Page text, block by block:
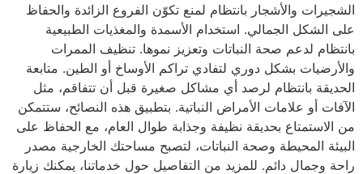
الشجيرات والأشجار بانتظام لمنع تكوّن الفروع الزائدة والحفاظ
على الشكل الجمالي. استخدام الأسمدة والمغذيات الطبيعية
بانتظام لدعم صحة النباتات وتعزيز نموها. تنظيف الممرات
والأرضيات بشكل دوري لتفادي تراكم الأوساخ أو الطين. متابعة
الحديقة بانتظام لرصد أي مشاكل صغيرة قبل أن تتفاقم، مثل
الآفات أو علامات الأمراض النباتية. بتطبيق هذه النصائح، ستتمكن
من الاستمتاع بحديقة نظيفة وجذابة طوال العام، مع الحفاظ على
البيئة المحيطة وصحة النباتات، لتصبح مساحتك الخارجية مصدر
راحة وجمال دائم. للمزيد من التفاصيل حول خدماتنا، يمكنك زيارة